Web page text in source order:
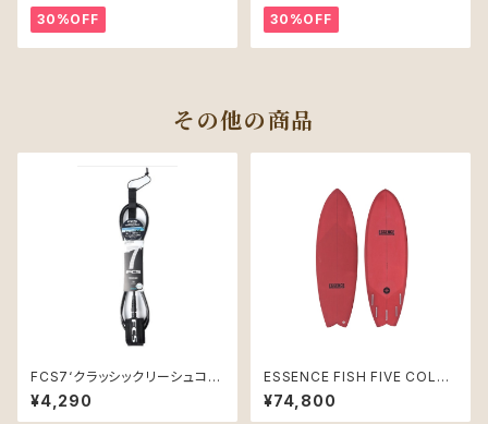
30%OFF 30%OFF
その他の商品
FCS7‘クラッシックリーシュコー
ド7mm
¥4,290
ESSENCE FISH FIVE COLO
R 5'8｜フィッシュボード
¥74,800